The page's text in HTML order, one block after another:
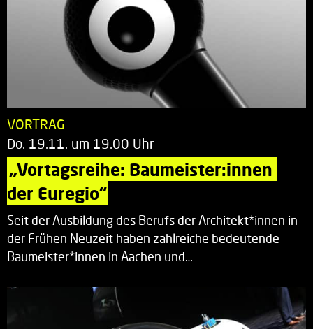
VORTRAG
Do. 19.11. um 19.00 Uhr
„Vortagsreihe: Baumeister:innen
der Euregio“
Seit der Ausbildung des Berufs der Architekt*innen in
der Frühen Neuzeit haben zahlreiche bedeutende
Baumeister*innen in Aachen und…